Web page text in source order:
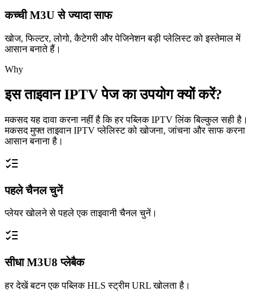
कच्ची M3U से ज्यादा साफ
खोज, फिल्टर, लोगो, कैटेगरी और पेजिनेशन बड़ी प्लेलिस्ट को इस्तेमाल में
आसान बनाते हैं।
Why
इस ताइवान IPTV पेज का उपयोग क्यों करें?
मकसद यह दावा करना नहीं है कि हर पब्लिक IPTV लिंक बिल्कुल सही है।
मकसद मुफ्त ताइवान IPTV प्लेलिस्ट को खोजना, जांचना और साफ करना
आसान बनाना है।
पहले चैनल चुनें
प्लेयर खोलने से पहले एक ताइवानी चैनल चुनें।
सीधा M3U8 प्लेबैक
हर देखें बटन एक पब्लिक HLS स्ट्रीम URL खोलता है।